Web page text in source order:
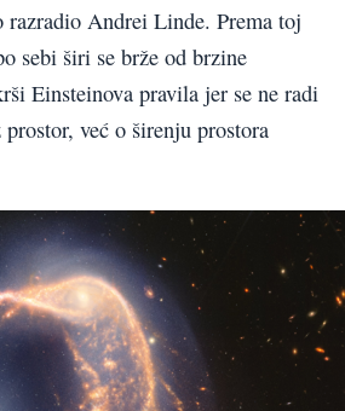
razradio Andrei Linde. Prema toj
sebi širi se brže od brzine
Einsteinova pravila jer se ne radi
već o širenju prostora